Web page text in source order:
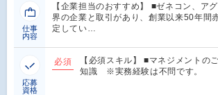
仕事
内容
【企業担当のおすすめ】 ■ゼネコン、ア
界の企業と取引があり、創業以来50年間
定してい…
応募
資格
必須
【必須スキル】 ■マネジメントの
知識 ※実務経験は不問です。